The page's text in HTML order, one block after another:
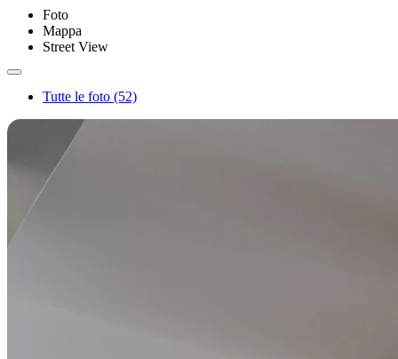
Foto
Mappa
Street View
Tutte le foto (52)